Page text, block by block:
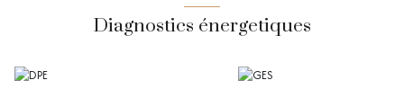
Diagnostics énergetiques